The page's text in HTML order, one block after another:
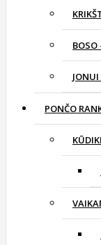
BOSO
PONČO